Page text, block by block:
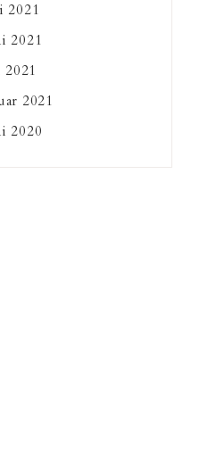
2021
2021
2021
2021
2020